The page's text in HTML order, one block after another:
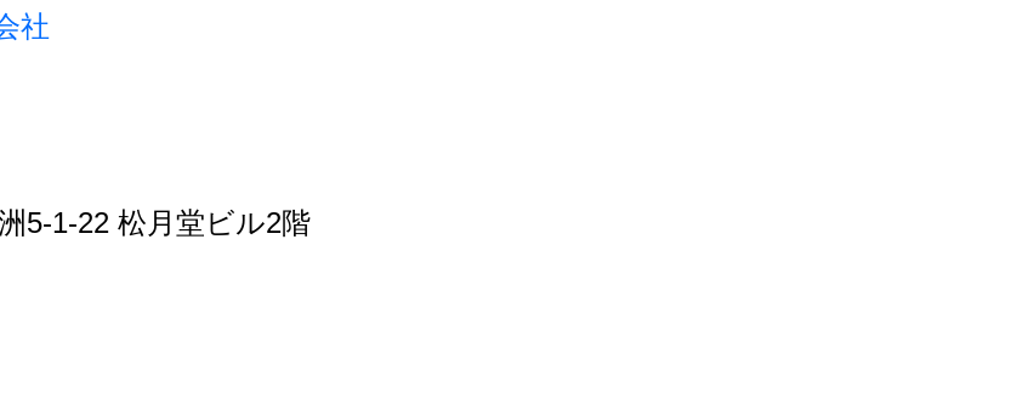
社
5-1-22 松月堂ビル2階